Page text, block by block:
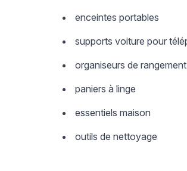
enceintes portables
supports voiture pour
organiseurs de rangement
paniers à linge
essentiels maison
outils de nettoyage